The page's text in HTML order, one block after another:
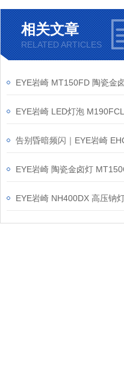
相关文章
RELATED ARTICLES